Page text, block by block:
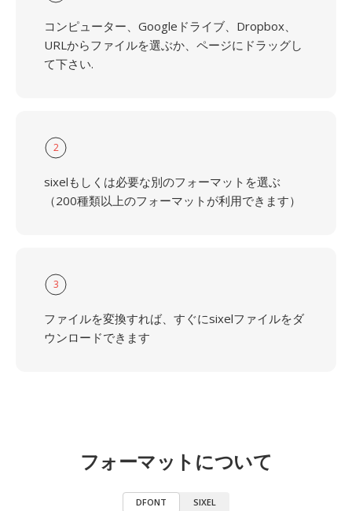
コンピューター、Googleドライブ、Dropbox、
URLからファイルを選ぶか、ページにドラッグし
て下さい.
2
sixelもしくは必要な別のフォーマットを選ぶ
（200種類以上のフォーマットが利用できます）
3
ファイルを変換すれば、すぐにsixelファイルをダ
ウンロードできます
フォーマットについて
DFONT SIXEL